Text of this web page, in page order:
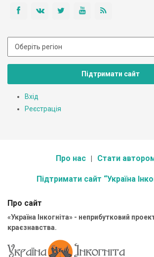
Підтримати сайт
Вхід
Реєстрація
Про нас Стати
Підтримати сайт “Україна
Про сайт
«Україна Інкогніта» - неприбутковий
краєзнавства.